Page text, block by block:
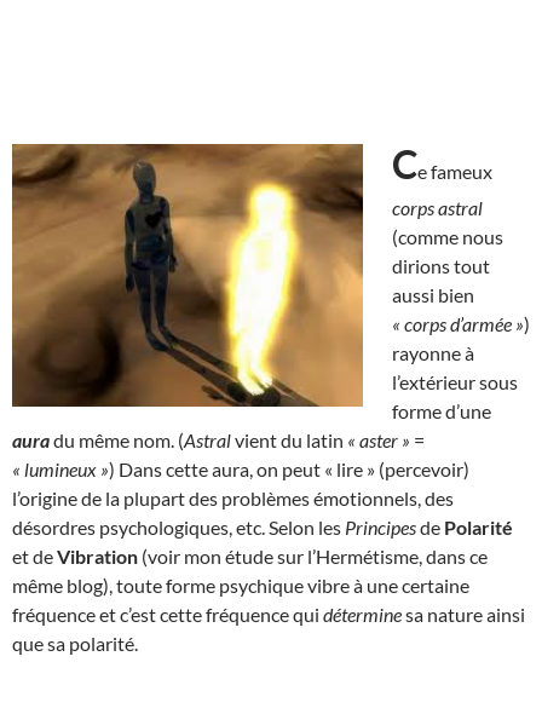
Ce fameux
corps astral
(comme nous
dirions tout
aussi bien
« corps d’armée »)
rayonne à
l’extérieur sous
forme d’une
auradu même nom. (Astralvient du latin « aster » =
« lumineux ») Dans cette aura, on peut « lire » (percevoir)
l’origine de la plupart des problèmes émotionnels, des
désordres psychologiques, etc. Selon les Principesde Polarité
et deVibration (voir mon étude sur l’Hermétisme, dans ce
même blog), toute forme psychique vibre à une certaine
fréquence et c’est cette fréquence qui déterminesa nature ainsi
que sa polarité.